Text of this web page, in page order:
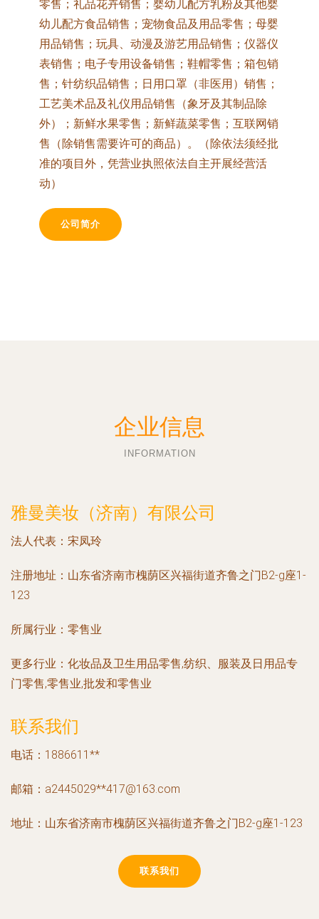
零售；礼品花卉销售；婴幼儿配方乳粉及其他婴
幼儿配方食品销售；宠物食品及用品零售；母婴
用品销售；玩具、动漫及游艺用品销售；仪器仪
表销售；电子专用设备销售；鞋帽零售；箱包销
售；针纺织品销售；日用口罩（非医用）销售；
工艺美术品及礼仪用品销售（象牙及其制品除
外）；新鲜水果零售；新鲜蔬菜零售；互联网销
售（除销售需要许可的商品）。（除依法须经批
准的项目外，凭营业执照依法自主开展经营活
动）
公司简介
企业信息
INFORMATION
雅曼美妆（济南）有限公司
法人代表： 宋凤玲
注册地址： 山东省济南市槐荫区兴福街道齐鲁之门B2-g座1-
123
所属行业： 零售业
更多行业： 化妆品及卫生用品零售,纺织、服装及日用品专
门零售,零售业,批发和零售业
联系我们
电话：1886611**
邮箱：a2445029**417@163.com
地址：山东省济南市槐荫区兴福街道齐鲁之门B2-g座1-123
联系我们